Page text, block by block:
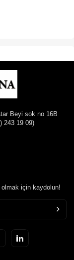
Beyi sok no 16B
243 19 09)
olmak için kaydolun!